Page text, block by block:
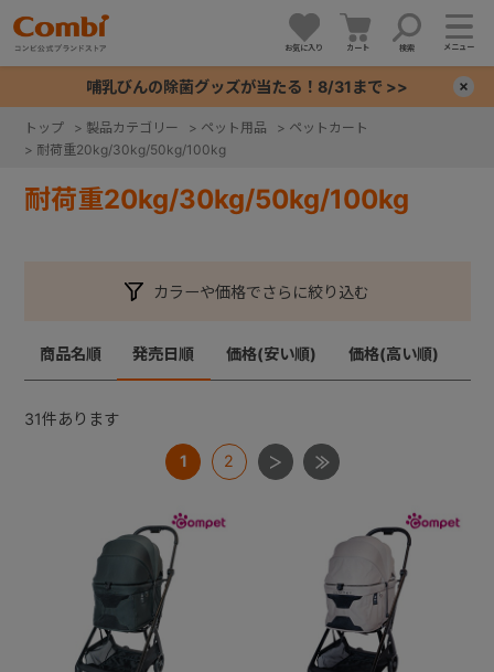
お気に入り カート 検索 メニュー
哺乳びんの除菌グッズが当たる！8/31まで >>
トップ > 製品カテゴリー > ペット用品 > ペットカート
> 耐荷重20kg/30kg/50kg/100kg
耐荷重20kg/30kg/50kg/100kg
カラーや価格でさらに絞り込む
商品名順 発売日順 価格(安い順) 価格(高い順)
31件あります
1 2